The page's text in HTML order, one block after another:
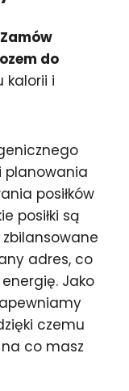
Zamów
do
kalorii i
planowania
posiłków
posiłki są
adres, co
Jako
czemu
co masz